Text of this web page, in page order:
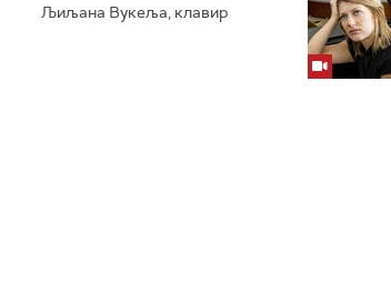
Љиљана Вукеља, клавир